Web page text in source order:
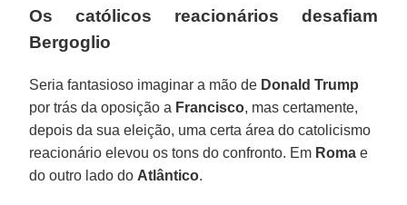
Os católicos reacionários desafiam
Bergoglio
Seria fantasioso imaginar a mão de Donald Trump
por trás da oposição a Francisco, mas certamente,
depois da sua eleição, uma certa área do catolicismo
reacionário elevou os tons do confronto. Em Roma e
do outro lado do Atlântico.